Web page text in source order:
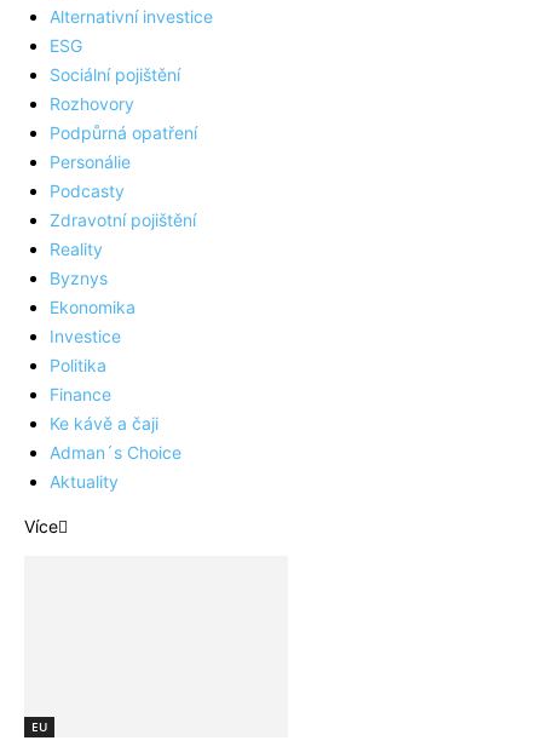
Alternativní investice
ESG
Sociální pojištění
Rozhovory
Podpůrná opatření
Personálie
Podcasty
Zdravotní pojištění
Reality
Byznys
Ekonomika
Investice
Politika
Finance
Ke kávě a čaji
Adman´s Choice
Aktuality
Více
EU